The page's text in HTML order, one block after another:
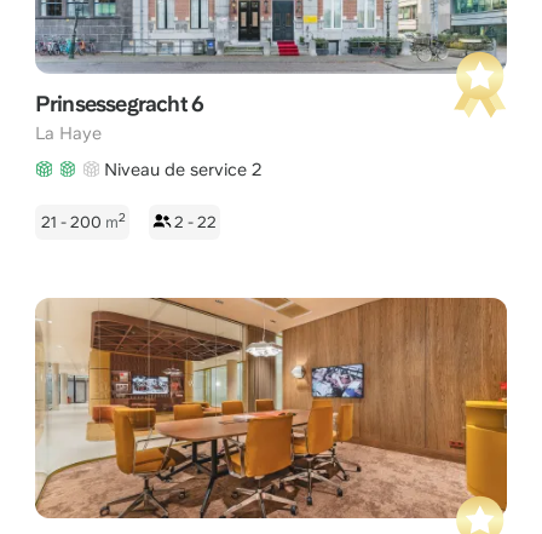
Prinsessegracht 6
La Haye
Niveau de service 2
21 - 200 m2 2 - 22